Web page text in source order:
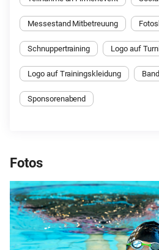
Messestand Mitbetreuung
Schnuppertraining Logo auf
Logo auf Trainingskleidung
Sponsorenabend
Fotos